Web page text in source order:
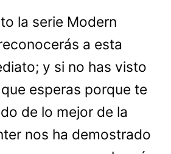
la serie Modern
a esta
y si no has visto
esperas porque te
de lo mejor de la
nos ha demostrado